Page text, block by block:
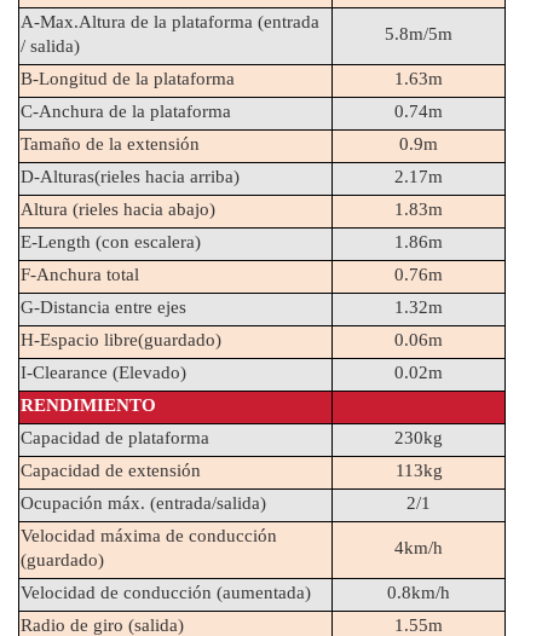
A-Max.Altura de la plataforma (entrada
/ salida)
5.8m/5m
B-Longitud de la plataforma
1.63m
C-Anchura de la plataforma
0.74m
Tamaño de la extensión
0.9m
D-Alturas(rieles hacia arriba)
2.17m
Altura (rieles hacia abajo)
1.83m
E-Length (con escalera)
1.86m
F-Anchura total
0.76m
G-Distancia entre ejes
1.32m
H-Espacio libre(guardado)
0.06m
I-Clearance (Elevado)
0.02m
RENDIMIENTO
Capacidad de plataforma
230kg
Capacidad de extensión
113kg
Ocupación máx. (entrada/salida)
2/1
Velocidad máxima de conducción
(guardado)
4km/h
Velocidad de conducción (aumentada)
0.8km/h
Radio de giro (salida)
1.55m